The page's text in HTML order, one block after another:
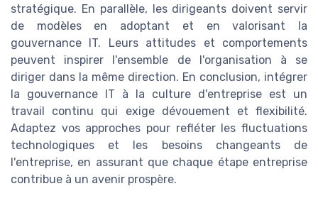
stratégique. En parallèle, les dirigeants doivent servir
de modèles en adoptant et en valorisant la
gouvernance IT. Leurs attitudes et comportements
peuvent inspirer l'ensemble de l'organisation à se
diriger dans la même direction. En conclusion, intégrer
la gouvernance IT à la culture d'entreprise est un
travail continu qui exige dévouement et flexibilité.
Adaptez vos approches pour refléter les fluctuations
technologiques et les besoins changeants de
l'entreprise, en assurant que chaque étape entreprise
contribue à un avenir prospère.